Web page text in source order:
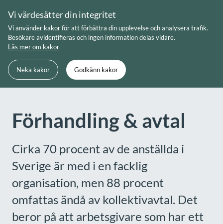
content
Sök Meny
Du är här: Startsida Förhandling & avtal
Förhandling & avtal
Cirka 70 procent av de anställda i
Sverige är med i en facklig
organisation, men 88 procent
omfattas ändå av kollektivavtal. Det
beror på att arbetsgivare som har ett
Vi värdesätter din integritet
Vi använder kakor för att förbättra din upplevelse och analysera trafik.
Besökare avidentifieras och ingen information delas vidare.
Läs mer om kakor
Neka kakor Godkänn kakor